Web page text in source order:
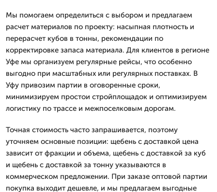
Мы помогаем определиться с выбором и предлагаем
расчет материалов по проекту: насыпная плотность и
перерасчет кубов в тонны, рекомендации по
корректировке запаса материала. Для клиентов в регионе
Уфе мы организуем регулярные рейсы, что особенно
выгодно при масштабных или регулярных поставках. В
Уфу привозим партии в оговоренные сроки,
минимизируем простои стройплощадок и оптимизируем
логистику по трассе и межпоселковым дорогам.
Точная стоимость часто запрашивается, поэтому
уточняем основные позиции: щебень с доставкой цена
зависит от фракции и объема, щебень с доставкой за куб
и щебень с доставкой за тонну указываются в
коммерческом предложении. При заказе оптовой партии
покупка выходит дешевле, и мы предлагаем выгодные